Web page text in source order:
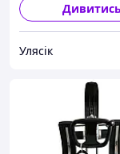
Дивитись
Улясік